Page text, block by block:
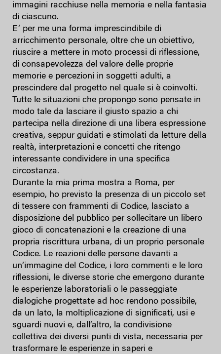
immagini racchiuse nella memoria e nella fantasia
di ciascuno.
E’ per me una forma imprescindibile di
arricchimento personale, oltre che un obiettivo,
riuscire a mettere in moto processi di riflessione,
di consapevolezza del valore delle proprie
memorie e percezioni in soggetti adulti, a
prescindere dal progetto nel quale si è coinvolti.
Tutte le situazioni che propongo sono pensate in
modo tale da lasciare il giusto spazio a chi
partecipa nella direzione di una libera espressione
creativa, seppur guidati e stimolati da letture della
realtà, interpretazioni e concetti che ritengo
interessante condividere in una specifica
circostanza.
Durante la mia prima mostra a Roma, per
esempio, ho previsto la presenza di un piccolo set
di tessere con frammenti di Codice, lasciato a
disposizione del pubblico per sollecitare un libero
gioco di concatenazioni e la creazione di una
propria riscrittura urbana, di un proprio personale
Codice. Le reazioni delle persone davanti a
un’immagine del Codice, i loro commenti e le loro
riflessioni, le diverse storie che emergono durante
le esperienze laboratoriali o le passeggiate
dialogiche progettate ad hoc rendono possibile,
da un lato, la moltiplicazione di significati, usi e
sguardi nuovi e, dall’altro, la condivisione
collettiva dei diversi punti di vista, necessaria per
trasformare le esperienze in saperi e